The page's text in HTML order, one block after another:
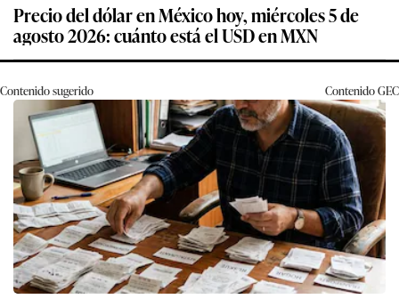
Precio del dólar en México hoy, miércoles 5 de
agosto 2026: cuánto está el USD en MXN
Contenido sugerido ContenidoGEC